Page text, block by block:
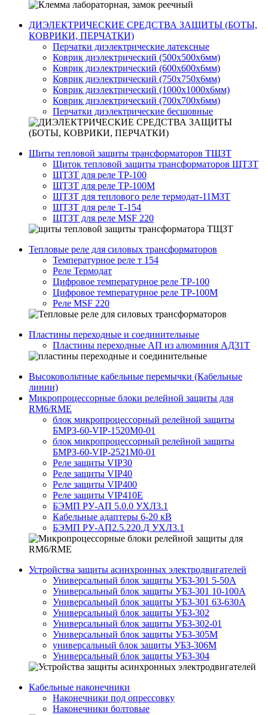
ДИЭЛЕКТРИЧЕСКИЕ СРЕДСТВА ЗАЩИТЫ (БОТЫ,
КОВРИКИ, ПЕРЧАТКИ)
Перчатки диэлектрические латексные
Коврик диэлектрический (500х500х6мм)
Коврик диэлектрический (600х600х6мм)
Коврик диэлектрический (750х750х6мм)
Коврик диэлектрический (1000х1000х6мм)
Коврик диэлектрический (700х700х6мм)
Перчатки диэлектрические бесшовные
Щиты тепловой защиты трансформаторов ТЩЗТ
Щиток тепловой защиты трансформаторов ЩТЗТ
ЩТЗТ для реле ТР-100
ЩТЗТ для реле ТР-100М
ЩТЗТ для теплового реле термодат-11МЗТ
ЩТЗТ для реле Т-154
ЩТЗТ для реле MSF 220
Тепловые реле для силовых трансформаторов
Температурное реле т 154
Реле Термодат
Цифровое температурное реле ТР-100
Цифровое температурное реле ТР-100М
Реле MSF 220
Пластины переходные и соединительные
Пластины переходные АП из алюминия АД31Т
Высоковольтные кабельные перемычки (Кабельные
линии)
Микропроцессорные блоки релейной защиты для
RM6/RME
блок микропроцессорный релейной защиты
БМРЗ-60-VIP-1520М0-01
блок микропроцессорный релейной защиты
БМРЗ-60-VIP-2521М0-01
Реле защиты VIP30
Реле защиты VIP40
Реле защиты VIP400
Реле защиты VIP410E
БЭМП РУ-АП 5.0.0 УХЛ3.1
Кабельные адаптеры 6-20 кВ
БЭМП РУ-АП2.5.220.Д УХЛ3.1
Устройства защиты асинхронных электродвигателей
Универсальный блок защиты УБЗ-301 5-50А
Универсальный блок защиты УБЗ-301 10-100А
Универсальный блок защиты УБЗ-301 63-630А
Универсальный блок защиты УБЗ-302
Универсальный блок защиты УБЗ-302-01
Универсальный блок защиты УБЗ-305М
универсальный блок защиты УБЗ-306М
Универсальный блок защиты УБЗ-304
Кабельные наконечники
Наконечники под опрессовку
Наконечники болтовые